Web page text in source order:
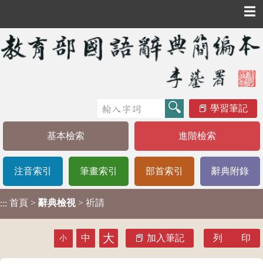
☰
學習筆記
基本檢索 進階檢索
注音索引 筆畫索引 部首索引 辭典附錄
::: 首頁 > 辭典檢視 > 祈請
小 中 大 加入筆記 列 印